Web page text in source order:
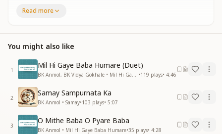
मेरे बाबा की......
बाबा का इशारा है, समय की चेतावनी का
वक्त को भी देखो, इंतजार हम सबका
माया भी है सोच रही, अन्तिम वार करने का
सतयुग को भी देखो इंतजार है हम सबका
मेरे बाबा की, दृष्टि ये कमाल की है,
सृष्टि में नई रचती है, शक्ति सबमें भरती है, नज़र रुहानी
मेरे बाबा की दृष्टि ये कमाल की है, सृष्टि नई रचती है, शक्ति सबमें भरती
है, नज़र रुहानी
मेरे बाबा की, मेरे बाबा की, मेरे बाबा की......"
Read more
You might also like
1
Mil Hi Gaye Baba Humare (Duet)
•119 plays• 4:46
2
Samay Sampurnata Ka
BK Anmol • Samay•103 plays• 5:07
3
O Mithe Baba O Pyare Baba
BK Anmol • Mil Hi Gaye Baba Humare•35 plays• 4:28